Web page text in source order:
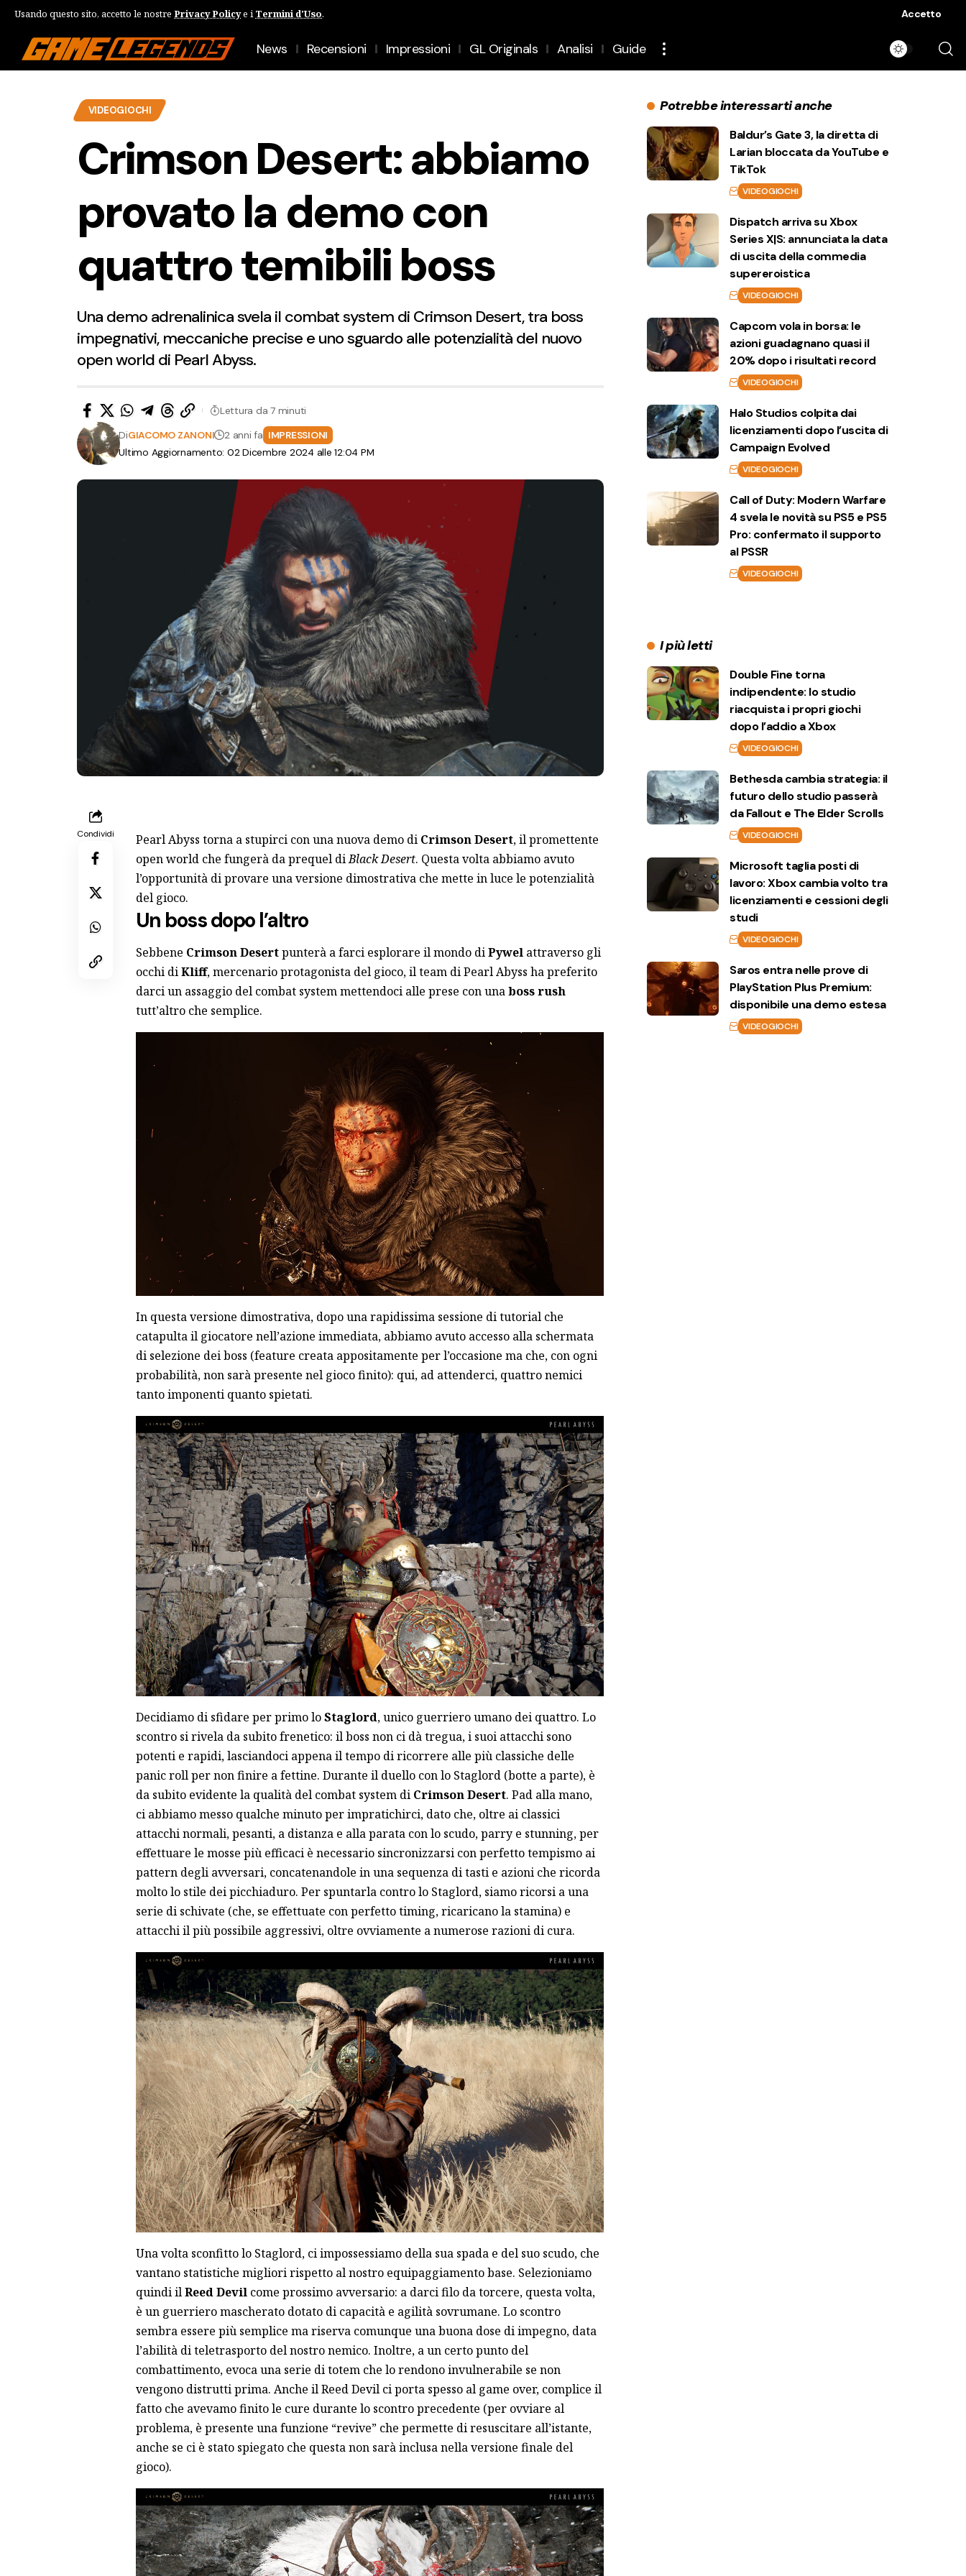
Usando questo sito, accetto le nostre Privacy Policye i Termini d'Uso. Accetto
News Recensioni Impressioni GL Originals Analisi Guide
VIDEOGIOCHI
Crimson Desert: abbiamo
provato la demo con
quattro temibili boss
Una demo adrenalinica svela il combat system di Crimson Desert, tra boss
impegnativi, meccaniche precise e uno sguardo alle potenzialità del nuovo
open world di Pearl Abyss.
Ultimo Aggiornamento: 02 Dicembre 2024 alle 12:04 PM
DiGIACOMO ZANONI 2 anni fa IMPRESSIONI
Lettura da 7 minuti
Condividi Pearl Abyss torna a stupirci con una nuova demo di Crimson Desert, il promettente
open world che fungerà da prequel diBlack Desert. Questa volta abbiamo avuto
l’opportunità di provare una versione dimostrativa che mette in luce le potenzialità
del gioco.
Un boss dopo l’altro
Sebbene Crimson Desertpunterà a farci esplorare il mondo diPywelattraverso gli
occhi diKliff, mercenario protagonista del gioco, il team di Pearl Abyss ha preferito
darci un assaggio del combat system mettendoci alle prese con unaboss rush
tutt’altro che semplice.
In questa versione dimostrativa, dopo una rapidissima sessione di tutorial che
catapulta il giocatore nell’azione immediata, abbiamo avuto accesso alla schermata
di selezione dei boss (feature creata appositamente per l’occasione ma che, con ogni
probabilità, non sarà presente nel gioco finito): qui, ad attenderci, quattro nemici
tanto imponenti quanto spietati.
Decidiamo di sfidare per primo loStaglord, unico guerriero umano dei quattro. Lo
scontro si rivela da subito frenetico: il boss non ci dà tregua, i suoi attacchi sono
potenti e rapidi, lasciandoci appena il tempo di ricorrere alle più classiche delle
panic roll per non finire a fettine. Durante il duello con lo Staglord (botte a parte), è
da subito evidente la qualità del combat system di Crimson Desert. Pad alla mano,
ci abbiamo messo qualche minuto per impratichirci, dato che, oltre ai classici
attacchi normali, pesanti, a distanza e alla parata con lo scudo, parry e stunning, per
effettuare le mosse più efficaci è necessario sincronizzarsi con perfetto tempismo ai
pattern degli avversari, concatenandole in una sequenza di tasti e azioni che ricorda
molto lo stile dei picchiaduro. Per spuntarla contro lo Staglord, siamo ricorsi a una
serie di schivate (che, se effettuate con perfetto timing, ricaricano la stamina) e
attacchi il più possibile aggressivi, oltre ovviamente a numerose razioni di cura.
Una volta sconfitto lo Staglord, ci impossessiamo della sua spada e del suo scudo, che
vantano statistiche migliori rispetto al nostro equipaggiamento base. Selezioniamo
quindi ilReed Devilcome prossimo avversario: a darci filo da torcere, questa volta,
è un guerriero mascherato dotato di capacità e agilità sovrumane. Lo scontro
sembra essere più semplice ma riserva comunque una buona dose di impegno, data
l’abilità di teletrasporto del nostro nemico. Inoltre, a un certo punto del
combattimento, evoca una serie di totem che lo rendono invulnerabile se non
vengono distrutti prima. Anche il Reed Devil ci porta spesso al game over, complice il
fatto che avevamo finito le cure durante lo scontro precedente (per ovviare al
problema, è presente una funzione “revive” che permette di resuscitare all’istante,
anche se ci è stato spiegato che questa non sarà inclusa nella versione finale del
gioco).
Potrebbe interessarti anche
Baldur’s Gate 3, la diretta di
Larian bloccata da YouTube e
TikTok
VIDEOGIOCHI
Dispatch arriva su Xbox
Series X|S: annunciata la data
di uscita della commedia
supereroistica
VIDEOGIOCHI
Capcom vola in borsa: le
azioni guadagnano quasi il
20% dopo i risultati record
VIDEOGIOCHI
Halo Studios colpita dai
licenziamenti dopo l’uscita di
Campaign Evolved
VIDEOGIOCHI
Call of Duty: Modern Warfare
4 svela le novità su PS5 e PS5
Pro: confermato il supporto
al PSSR
VIDEOGIOCHI
I più letti
Double Fine torna
indipendente: lo studio
riacquista i propri giochi
dopo l’addio a Xbox
VIDEOGIOCHI
Bethesda cambia strategia: il
futuro dello studio passerà
da Fallout e The Elder Scrolls
VIDEOGIOCHI
Microsoft taglia posti di
lavoro: Xbox cambia volto tra
licenziamenti e cessioni degli
studi
VIDEOGIOCHI
Saros entra nelle prove di
PlayStation Plus Premium:
disponibile una demo estesa
VIDEOGIOCHI